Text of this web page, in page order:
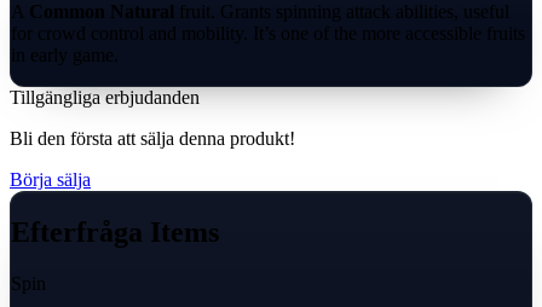
A Common Natural fruit. Grants spinning attack abilities, useful
for crowd control and mobility. It’s one of the more accessible fruits
in early game.
Tillgängliga erbjudanden
Bli den första att sälja denna produkt!
Börja sälja
Efterfråga Items
Spin